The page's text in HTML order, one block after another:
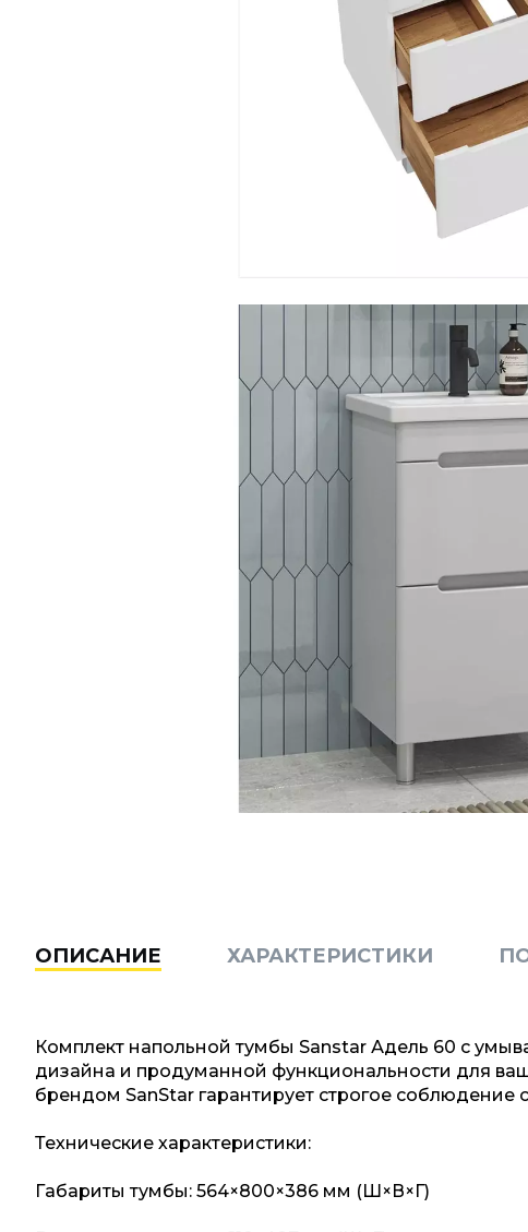
ОПИСАНИЕ ХАРАКТЕРИСТИКИ
Комплект напольной тумбы Sanstar Адель 60 с
дизайна и продуманной функциональности для
брендом SanStar гарантирует строгое соблюдение
Технические характеристики:
Габариты тумбы: 564×800×386 мм (Ш×В×Г)